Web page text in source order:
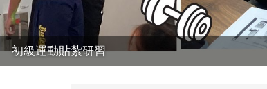
初級運動貼紮研習